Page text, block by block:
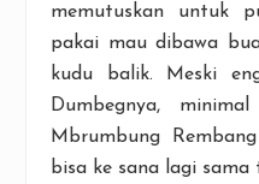
memutuskan untuk
pakai mau dibawa
kudu balik. Meski
Dumbegnya,
Mbrumbung
bisa ke sana lagi sama